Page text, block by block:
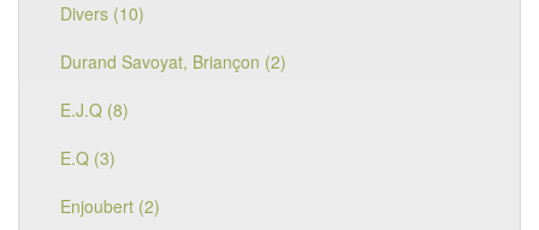
Divers (10)
Durand Savoyat, Briançon (2)
E.J.Q (8)
E.Q (3)
Enjoubert (2)